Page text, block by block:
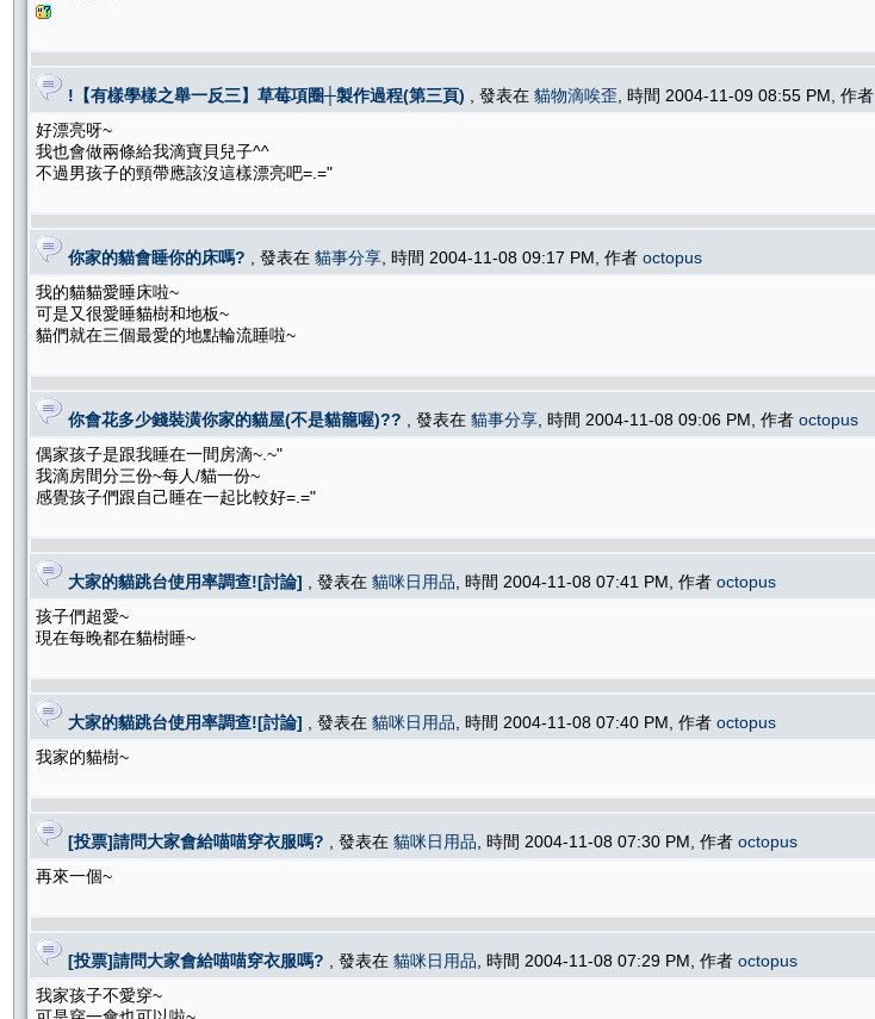
!【有樣學樣之舉一反三】草莓項圈┼製作過程(第三頁) , 發表在 貓物滴唉歪 , 時間 2004-11-09 08:55 PM, 作者
好漂亮呀~
我也會做兩條給我滴寶貝兒子^^
不過男孩子的頸帶應該沒這樣漂亮吧=.="
你家的貓會睡你的床嗎? , 發表在 貓事分享 , 時間 2004-11-08 09:17 PM, 作者 octopus
我的貓貓愛睡床啦~
可是又很愛睡貓樹和地板~
貓們就在三個最愛的地點輪流睡啦~
你會花多少錢裝潢你家的貓屋(不是貓籠喔)?? , 發表在 貓事分享 , 時間 2004-11-08 09:06 PM, 作者 octopus
偶家孩子是跟我睡在一間房滴~.~"
我滴房間分三份~每人/貓一份~
感覺孩子們跟自己睡在一起比較好=.="
大家的貓跳台使用率調查![討論] , 發表在 貓咪日用品 , 時間 2004-11-08 07:41 PM, 作者 octopus
孩子們超愛~
現在每晚都在貓樹睡~
大家的貓跳台使用率調查![討論] , 發表在 貓咪日用品 , 時間 2004-11-08 07:40 PM, 作者 octopus
我家的貓樹~
[投票]請問大家會給喵喵穿衣服嗎? , 發表在 貓咪日用品 , 時間 2004-11-08 07:30 PM, 作者 octopus
再來一個~
[投票]請問大家會給喵喵穿衣服嗎? , 發表在 貓咪日用品 , 時間 2004-11-08 07:29 PM, 作者 octopus
我家孩子不愛穿~